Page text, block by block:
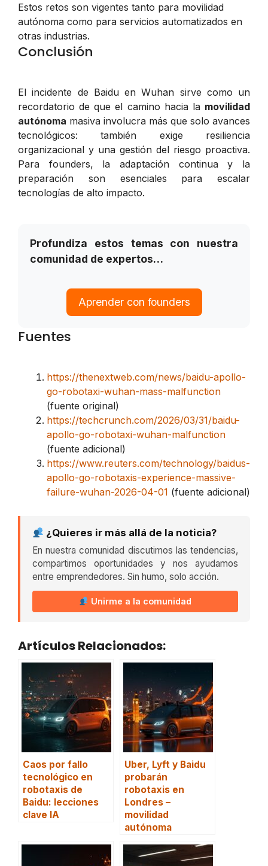
Estos retos son vigentes tanto para movilidad
autónoma como para servicios automatizados en
otras industrias.
Conclusión
El incidente de Baidu en Wuhan sirve como un
recordatorio de que el camino hacia la movilidad
autónoma masiva involucra más que solo avances
tecnológicos: también exige resiliencia
organizacional y una gestión del riesgo proactiva.
Para founders, la adaptación continua y la
preparación son esenciales para escalar
tecnologías de alto impacto.
Profundiza estos temas con nuestra
comunidad de expertos…
Aprender con founders
Fuentes
https://thenextweb.com/news/baidu-apollo-
go-robotaxi-wuhan-mass-malfunction
(fuente original)
https://techcrunch.com/2026/03/31/baidu-
apollo-go-robotaxi-wuhan-malfunction
(fuente adicional)
https://www.reuters.com/technology/baidus-
apollo-go-robotaxis-experience-massive-
failure-wuhan-2026-04-01 (fuente adicional)
¿Quieres ir más allá de la noticia?
En nuestra comunidad discutimos las tendencias,
compartimos oportunidades y nos ayudamos
entre emprendedores. Sin humo, solo acción.
Unirme a la comunidad
Artículos Relacionados:
Caos por fallo
tecnológico en
robotaxis de
Baidu: lecciones
clave IA
Uber, Lyft y Baidu
probarán
robotaxis en
Londres –
movilidad
autónoma